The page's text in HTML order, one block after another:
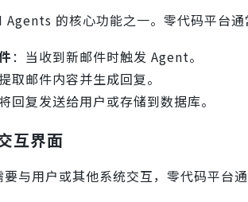
Agents 的核心功能之一。零代码平台
：当收到新邮件时触发 Agent。
取邮件内容并生成回复。
回复发送给用户或存储到数据库。
互界面
与用户或其他系统交互，零代码平台通